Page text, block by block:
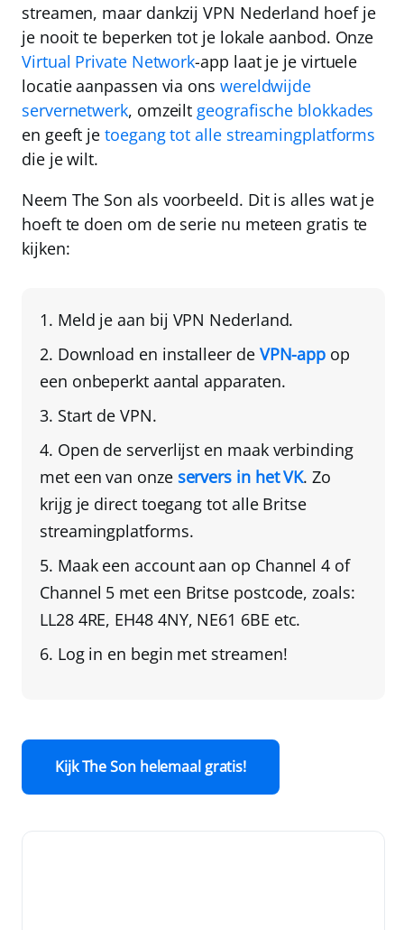
streamen, maar dankzijVPN Nederland hoef je
je nooit te beperken tot je lokale aanbod. Onze
Virtual Private Network-app laat je je virtuele
locatie aanpassen via ons wereldwijde
servernetwerk, omzeilt geografische blokkades
en geeft jetoegang tot alle streamingplatforms
die je wilt.
Neem The Son als voorbeeld. Dit is alles wat je
hoeft te doen om de serie nu meteen gratis te
kijken:
Meld je aan bij VPN Nederland.
Download en installeer de VPN-app op
een onbeperkt aantal apparaten.
Start de VPN.
Open de serverlijst en maak verbinding
met een van onze servers in het VK. Zo
krijg je direct toegang tot alle Britse
streamingplatforms.
Maak een account aan op Channel 4 of
Channel 5 met een Britse postcode, zoals:
LL28 4RE, EH48 4NY, NE61 6BE etc.
Log in en begin met streamen!
Kijk The Son helemaal gratis!